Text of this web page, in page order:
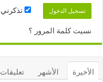
تذكرني
نسيت كلمة المرور ؟
الأخيرة الأشهر تعليقات